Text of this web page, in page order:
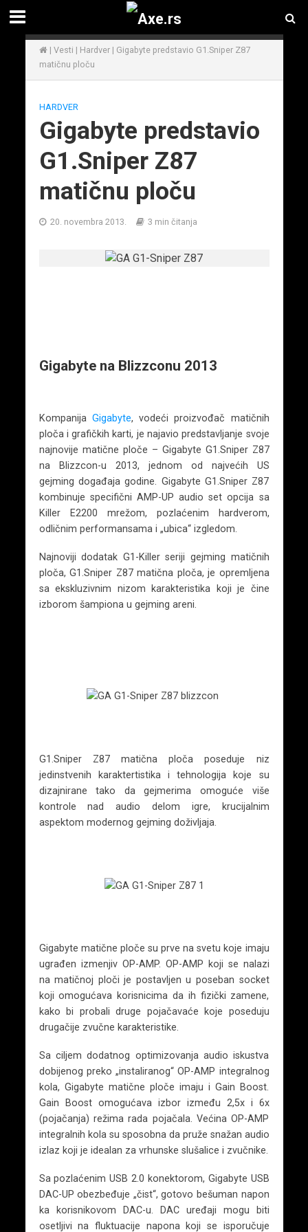
| Vesti | Hardver| Gigabyte predstavio G1.Sniper Z87
matičnu ploču
HARDVER
Gigabyte predstavio
G1.Sniper Z87
matičnu ploču
20. novembra 2013. 3 min čitanja
Gigabyte na Blizzconu 2013
Kompanija Gigabyte, vodeći proizvođač matičnih
ploča i grafičkih karti, je najavio predstavljanje svoje
najnovije matične ploče – Gigabyte G1.Sniper Z87
na Blizzcon-u 2013, jednom od najvećih US
gejming događaja godine. Gigabyte G1.Sniper Z87
kombinuje specifični AMP-UP audio set opcija sa
Killer E2200 mrežom, pozlaćenim hardverom,
odličnim performansama i „ubica“ izgledom.
Najnoviji dodatak G1-Killer seriji gejming matičnih
ploča, G1.Sniper Z87 matična ploča, je opremljena
sa ekskluzivnim nizom karakteristika koji je čine
izborom šampiona u gejming areni.
G1.Sniper Z87 matična ploča poseduje niz
jedinstvenih karaktertistika i tehnologija koje su
dizajnirane tako da gejmerima omoguće više
kontrole nad audio delom igre, krucijalnim
aspektom modernog gejming doživljaja.
Gigabyte matične ploče su prve na svetu koje imaju
ugrađen izmenjiv OP-AMP. OP-AMP koji se nalazi
na matičnoj ploči je postavljen u poseban socket
koji omogućava korisnicima da ih fizički zamene,
kako bi probali druge pojačavaće koje poseduju
drugačije zvučne karakteristike.
Sa ciljem dodatnog optimizovanja audio iskustva
dobijenog preko „instaliranog“ OP-AMP integralnog
kola, Gigabyte matične ploče imaju i Gain Boost.
Gain Boost omogućava izbor između 2,5x i 6x
(pojačanja) režima rada pojačala. Većina OP-AMP
integralnih kola su sposobna da pruže snažan audio
izlaz koji je idealan za vrhunske slušalice i zvučnike.
Sa pozlaćenim USB 2.0 konektorom, Gigabyte USB
DAC-UP obezbeđuje „čist“, gotovo bešuman napon
ka korisnikovom DAC-u. DAC uređaji mogu biti
osetljivi na fluktuacije napona koji se isporučuje